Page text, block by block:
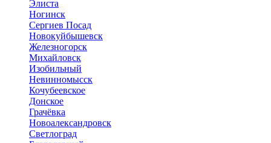
Элиста
Ногинск
Сергиев Посад
Новокуйбышевск
Железногорск
Михайловск
Изобильный
Невинномысск
Кочубеевское
Донское
Грачёвка
Новоалександровск
Светлоград